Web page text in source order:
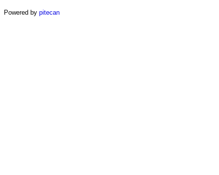
Powered by pitecan